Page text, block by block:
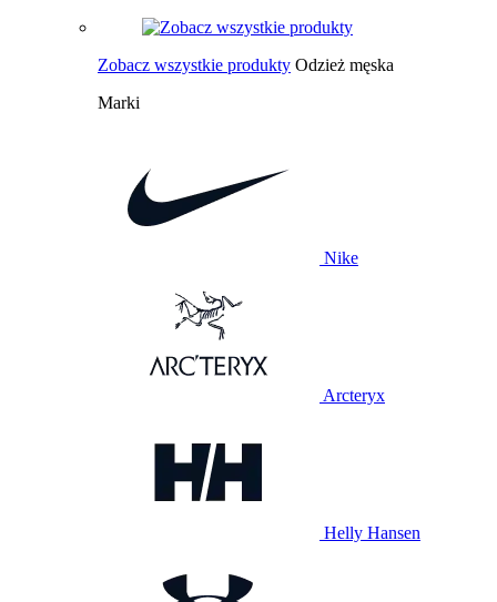
Zobacz wszystkie produkty Odzież męska
Marki
Nike
Arcteryx
Helly Hansen